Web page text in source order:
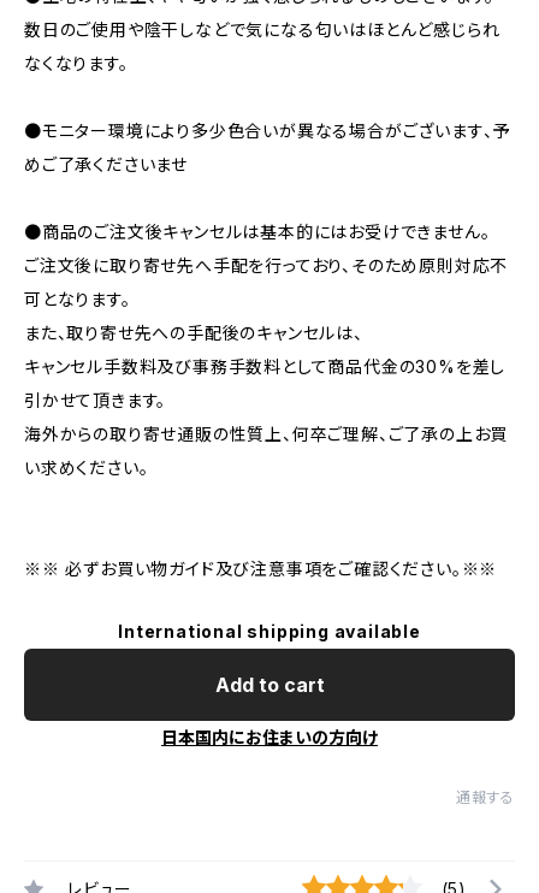
数日のご使用や陰干しなどで気になる匂いはほとんど感じられ
なくなります。
●モニター環境により多少色合いが異なる場合がございます、予
めご了承くださいませ
●商品のご注文後キャンセルは基本的にはお受けできません。
ご注文後に取り寄せ先へ手配を行っており、そのため原則対応不
可となります。
また、取り寄せ先への手配後のキャンセルは、
キャンセル手数料及び事務手数料として商品代金の30%を差し
引かせて頂きます。
海外からの取り寄せ通販の性質上、何卒ご理解、ご了承の上お買
い求めください。
※※ 必ずお買い物ガイド及び注意事項をご確認ください。※※
International shipping available
Add to cart
日本国内にお住まいの方向け
通報する
レビュー (5)